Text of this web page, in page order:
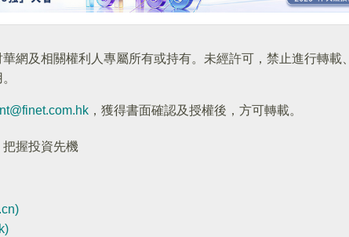
網及相關權利人專屬所有或持有。未經許可，禁止進行轉載、
，獲得書面確認及授權後，方可轉載。
握投資先機